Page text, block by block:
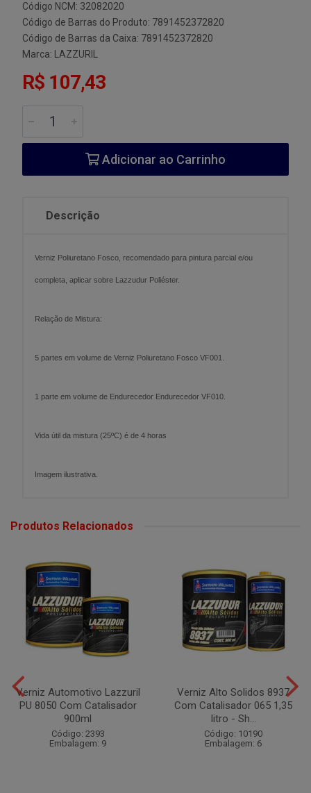
Código NCM: 32082020
Código de Barras do Produto: 7891452372820
Código de Barras da Caixa: 7891452372820
Marca:
LAZZURIL
R$ 107,43
Adicionar ao Carrinho
Descrição
Verniz Poliuretano Fosco, recomendado para pintura parcial e/ou
completa, aplicar sobre Lazzudur Poliéster.
Relação de Mistura:
5 partes em volume de Verniz Poliuretano Fosco VF001.
1 parte em volume de Endurecedor Endurecedor VF010.
Vida útil da mistura (25ºC) é de 4 horas
Imagem ilustrativa.
Produtos Relacionados
Verniz Automotivo Lazzuril
PU 8050 Com Catalisador
900ml
Código: 2393
Embalagem: 9
Verniz Alto Solidos 8937
Com Catalisador 065 1,35
litro - Sh...
Código: 10190
Embalagem: 6